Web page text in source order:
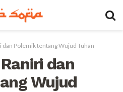
Polemik tentang Wujud Tuhan
dan
Wujud